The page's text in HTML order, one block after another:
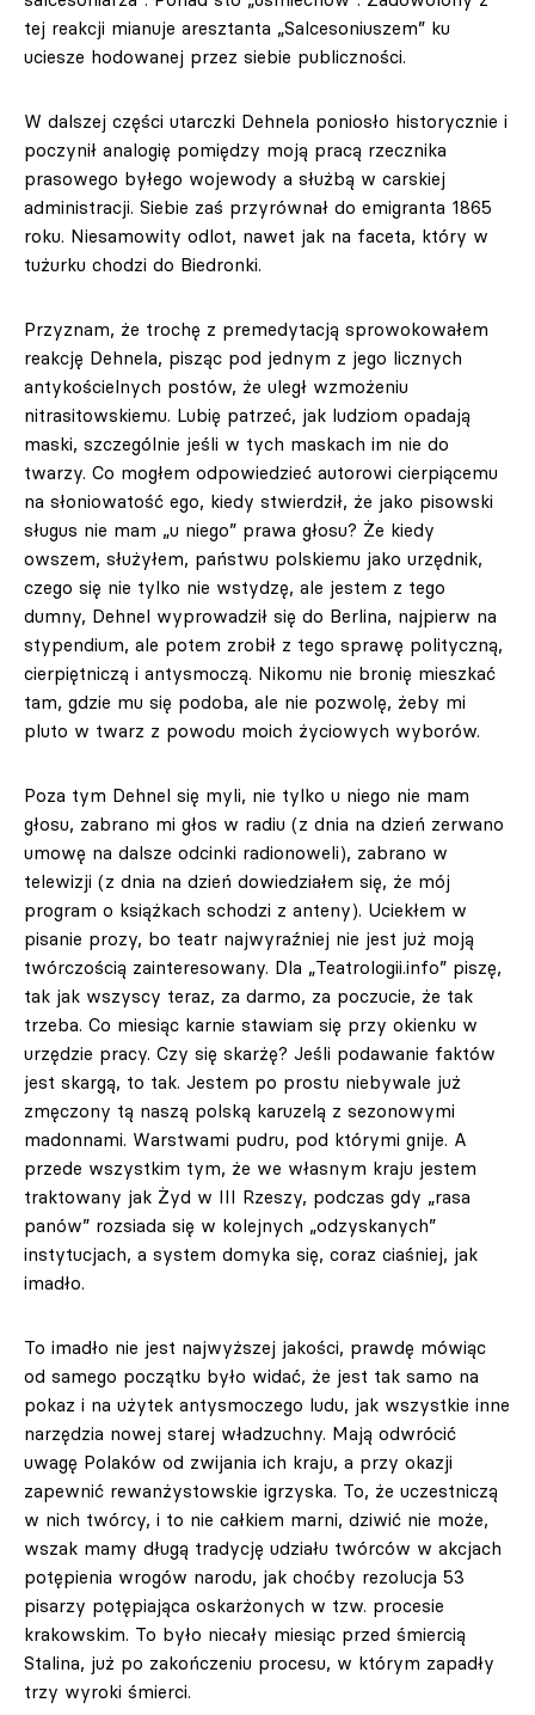
tej reakcji mianuje aresztanta „Salcesoniuszem” ku
uciesze hodowanej przez siebie publiczności.
W dalszej części utarczki Dehnela poniosło historycznie i
poczynił analogię pomiędzy moją pracą rzecznika
prasowego byłego wojewody a służbą w carskiej
administracji. Siebie zaś przyrównał do emigranta 1865
roku. Niesamowity odlot, nawet jak na faceta, który w
tużurku chodzi do Biedronki.
Przyznam, że trochę z premedytacją sprowokowałem
reakcję Dehnela, pisząc pod jednym z jego licznych
antykościelnych postów, że uległ wzmożeniu
nitrasitowskiemu. Lubię patrzeć, jak ludziom opadają
maski, szczególnie jeśli w tych maskach im nie do
twarzy. Co mogłem odpowiedzieć autorowi cierpiącemu
na słoniowatość ego, kiedy stwierdził, że jako pisowski
sługus nie mam „u niego” prawa głosu? Że kiedy
owszem, służyłem, państwu polskiemu jako urzędnik,
czego się nie tylko nie wstydzę, ale jestem z tego
dumny, Dehnel wyprowadził się do Berlina, najpierw na
stypendium, ale potem zrobił z tego sprawę polityczną,
cierpiętniczą i antysmoczą. Nikomu nie bronię mieszkać
tam, gdzie mu się podoba, ale nie pozwolę, żeby mi
pluto w twarz z powodu moich życiowych wyborów.
Poza tym Dehnel się myli, nie tylko u niego nie mam
głosu, zabrano mi głos w radiu (z dnia na dzień zerwano
umowę na dalsze odcinki radionoweli), zabrano w
telewizji (z dnia na dzień dowiedziałem się, że mój
program o książkach schodzi z anteny). Uciekłem w
pisanie prozy, bo teatr najwyraźniej nie jest już moją
twórczością zainteresowany. Dla „Teatrologii.info” piszę,
tak jak wszyscy teraz, za darmo, za poczucie, że tak
trzeba. Co miesiąc karnie stawiam się przy okienku w
urzędzie pracy. Czy się skarżę? Jeśli podawanie faktów
jest skargą, to tak. Jestem po prostu niebywale już
zmęczony tą naszą polską karuzelą z sezonowymi
madonnami. Warstwami pudru, pod którymi gnije. A
przede wszystkim tym, że we własnym kraju jestem
traktowany jak Żyd w III Rzeszy, podczas gdy „rasa
panów” rozsiada się w kolejnych „odzyskanych”
instytucjach, a system domyka się, coraz ciaśniej, jak
imadło.
To imadło nie jest najwyższej jakości, prawdę mówiąc
od samego początku było widać, że jest tak samo na
pokaz i na użytek antysmoczego ludu, jak wszystkie inne
narzędzia nowej starej władzuchny. Mają odwrócić
uwagę Polaków od zwijania ich kraju, a przy okazji
zapewnić rewanżystowskie igrzyska. To, że uczestniczą
w nich twórcy, i to nie całkiem marni, dziwić nie może,
wszak mamy długą tradycję udziału twórców w akcjach
potępienia wrogów narodu, jak choćby rezolucja 53
pisarzy potępiająca oskarżonych w tzw. procesie
krakowskim. To było niecały miesiąc przed śmiercią
Stalina, już po zakończeniu procesu, w którym zapadły
trzy wyroki śmierci.